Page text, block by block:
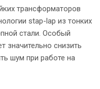
трансформаторов
stap-lap из тонких
стали. Особый
значительно снизить
шум при работе на